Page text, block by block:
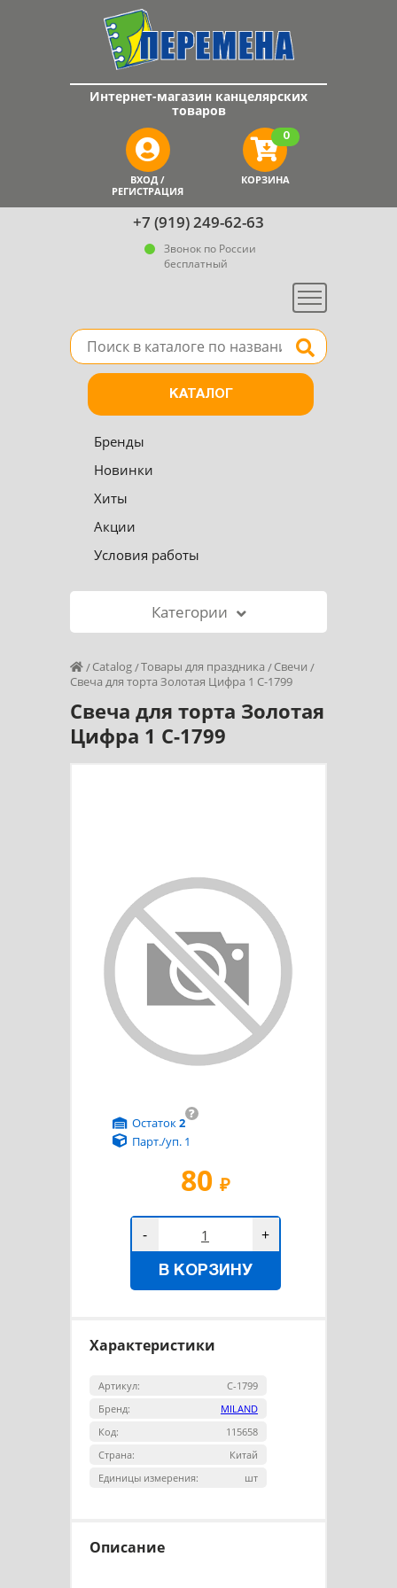
+7 (919) 249-62-63
Звонок по России
бесплатный
Меню
Интернет-магазин канцелярских
товаров
ВХОД /
РЕГИСТРАЦИЯ
КОРЗИНА
0
Поле для поиска товара в каталоге Найти
КАТАЛОГ
Бренды
Новинки
Хиты
Акции
Условия работы
Категории
Catalog Товары для праздника
Свечи
Свеча для торта Золотая Цифра 1 С-1799
Свеча для торта Золотая
Цифра 1 С-1799
80 ₽
?
Остаток2
Парт./уп. 1
- +
В КОРЗИНУ
Характеристики
Артикул:
С-1799
Бренд:
MILAND
Код:
115658
Страна:
Китай
Единицы измерения:
шт
Описание